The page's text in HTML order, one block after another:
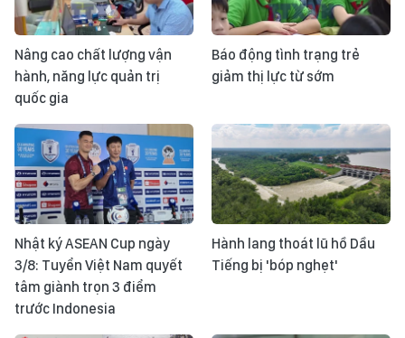
Nâng cao chất lượng vận
hành, năng lực quản trị
quốc gia
Báo động tình trạng trẻ
giảm thị lực từ sớm
Nhật ký ASEAN Cup ngày
3/8: Tuyển Việt Nam quyết
tâm giành trọn 3 điểm
trước Indonesia
Hành lang thoát lũ hồ Dầu
Tiếng bị 'bóp nghẹt'